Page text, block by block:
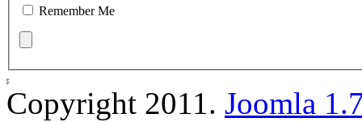
Remember Me
Copyright 2011. Joomla